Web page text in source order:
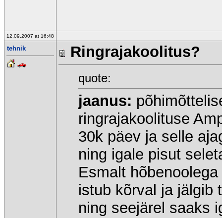
12.09.2007 at 16:48
tehnik Ringrajakoolitus?
quote:
jaanus:
ringrajakoolituse
30k päev ja selle
ning igale pisut
Esmalt
istub kõrval ja jälgib
ning seejärel saaks